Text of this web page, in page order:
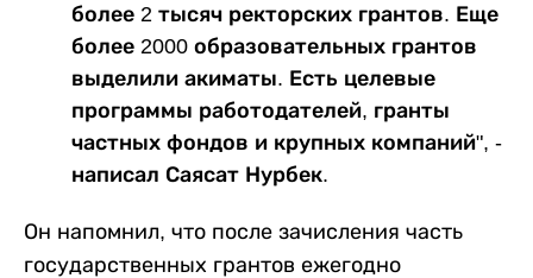
более 2 тысяч ректорских грантов. Еще
более 2000 образовательных грантов
выделили акиматы. Есть целевые
программы работодателей, гранты
частных фондов и крупных компаний", -
написал Саясат Нурбек.
Он напомнил, что после зачисления часть
государственных грантов ежегодно